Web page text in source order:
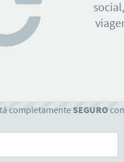
completamenteSEGURO